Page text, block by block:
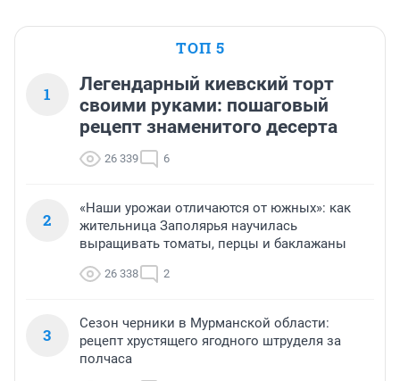
ТОП 5
1
Легендарный киевский торт
своими руками: пошаговый
рецепт знаменитого десерта
26 339 6
2
«Наши урожаи отличаются от южных»: как
жительница Заполярья научилась
выращивать томаты, перцы и баклажаны
26 338 2
3
Сезон черники в Мурманской области:
рецепт хрустящего ягодного штруделя за
полчаса